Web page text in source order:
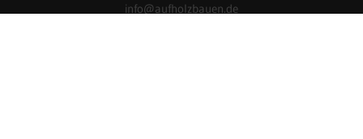
info@aufholzbauen.de